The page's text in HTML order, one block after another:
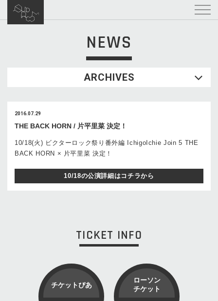
NEWS
ARCHIVES
2016.07.29
THE BACK HORN / 片平里菜 決定！
10/18(火) ビクターロック祭り番外編 IchigoIchie Join 5 THE
BACK HORN × 片平里菜 決定！
10/18の公演詳細はコチラから
TICKET INFO
チケットぴあ
ローソン
チケット